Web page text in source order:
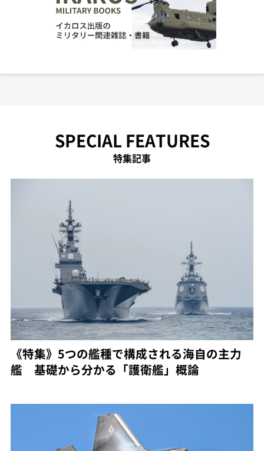
SPECIAL FEATURES
特集記事
《特集》5つの艦種で構成される海自の主力
艦 基礎から分かる「護衛艦」概論